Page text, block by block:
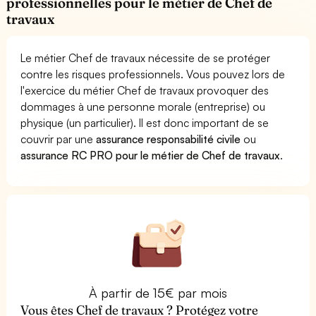
travaux
Le métier Chef de travaux nécessite de se protéger
contre les risques professionnels. Vous pouvez lors de
l'exercice du métier Chef de travaux provoquer des
dommages à une personne morale (entreprise) ou
physique (un particulier). Il est donc important de se
couvrir par uneassurance responsabilité civile ou
assurance RC PRO pour le métier de Chef de travaux.
À partir de 15€ par mois
Vous êtes Chef de travaux ? Protégez votre